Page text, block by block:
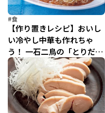
#食
【作り置きレシピ】おいし
い冷やし中華も作れちゃ
う！ 一石二鳥の「とりだし
冷やし中華」